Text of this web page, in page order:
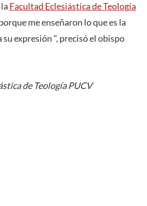
Facultad Eclesiástica de Teología
me enseñaron lo que es la
expresión ", precisó el obispo
de Teología PUCV